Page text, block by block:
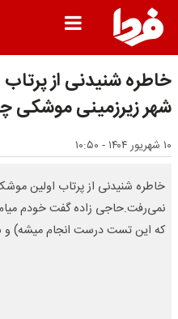
خاطره شنیدنی از
شهر زیرزمینی
۱۰ شهریور ۱۴۰۴ - ۱۰:۵۰
خاطره شنیدنی از پرتاب اولین
نمی‌رفت.حاجی زاده گفت خودم میام
که این تست درست انجام میشه)